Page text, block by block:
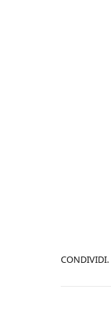
CONDIVIDI.